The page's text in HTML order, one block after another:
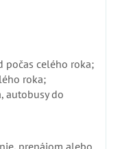
celého roka;
roka;
autobusy do
prenájom alebo